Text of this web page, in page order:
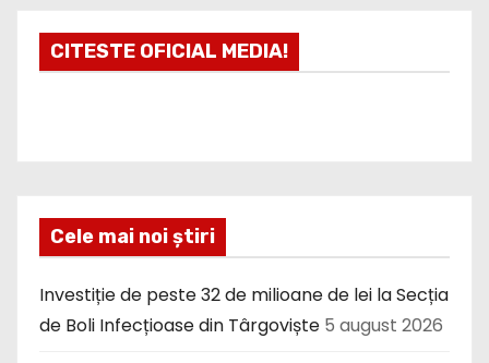
CITESTE OFICIAL MEDIA!
Cele mai noi știri
Investiție de peste 32 de milioane de lei la Secția
de Boli Infecțioase din Târgoviște 5 august 2026